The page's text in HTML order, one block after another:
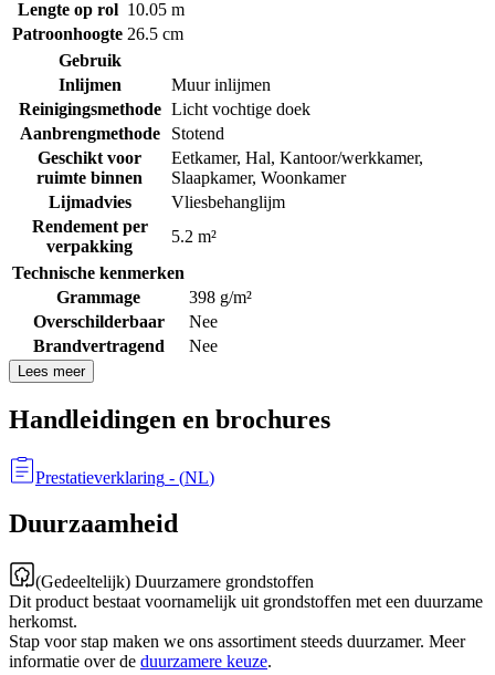
Lengte op rol 10.05 m
Patroonhoogte 26.5 cm
Gebruik
Inlijmen
Muur inlijmen
Reinigingsmethode Licht vochtige doek
Aanbrengmethode
Stotend
Geschikt voor
ruimte binnen
Eetkamer, Hal, Kantoor/werkkamer,
Slaapkamer, Woonkamer
Lijmadvies
Vliesbehanglijm
Rendement per
verpakking
5.2 m²
Technische kenmerken
Grammage
398 g/m²
Overschilderbaar
Nee
Brandvertragend
Nee
Lees meer
Handleidingen en brochures
Prestatieverklaring - (NL)
Duurzaamheid
(Gedeeltelijk) Duurzamere grondstoffen
Dit product bestaat voornamelijk uit grondstoffen met een duurzame
herkomst.
Stap voor stap maken we ons assortiment steeds duurzamer. Meer
informatie over de duurzamere keuze.